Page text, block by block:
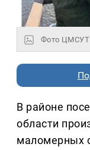
Фото
В районе
области
маломерных